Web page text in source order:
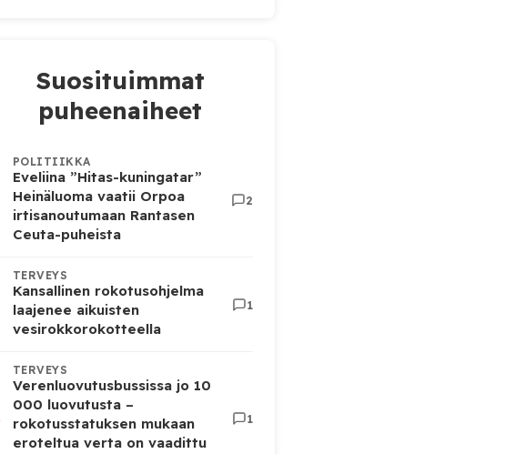
Suosituimmat
puheenaiheet
POLITIIKKA
Eveliina ”Hitas-kuningatar”
Heinäluoma vaatii Orpoa
irtisanoutumaan Rantasen
Ceuta-puheista
2
TERVEYS
Kansallinen rokotusohjelma
laajenee aikuisten
vesirokkorokotteella
1
TERVEYS
Verenluovutusbussissa jo 10
000 luovutusta –
rokotusstatuksen mukaan
eroteltua verta on vaadittu
1